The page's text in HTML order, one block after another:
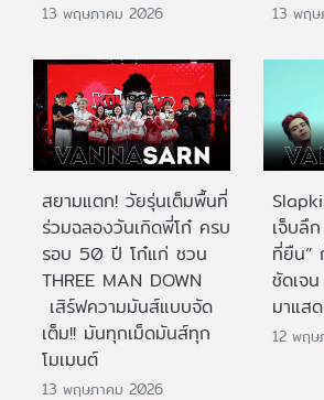
13 พฤษภาคม 2026 13 พฤ
สยามแตก! วัยรุ่นเต็มพื้นที่
ร่วมฉลองวันเกิดพี่โก๋ ครบ
รอบ 50 ปี โก๋แก่ ชวน
THREE MAN DOWN
เสิร์ฟความมันส์แบบจัด
เต็ม!! มันทุกเม็ดมันส์ทุก
โมเมนต์
13 พฤษภาคม 2026
เจ็บลึ
ที่ยืน”
ชัดเจ
มาแส
12 พฤษ